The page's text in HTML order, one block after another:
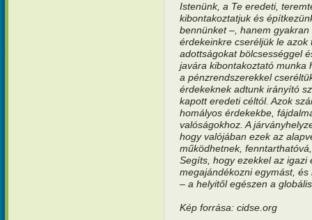
Istenünk, a Te eredeti,
kibontakoztatjuk és
bennünket –, hanem
érdekeinkre cseréljük le
adottságokat bölcsességgel
javára kibontakoztató munka
a pénzrendszerekkel
érdekeknek adtunk irányító
kapott eredeti céltól. Azok
homályos érdekekbe,
valóságokhoz. A
hogy valójában ezek az
működhetnek,
Segíts, hogy ezekkel az igazi
megajándékozni egymást,
– a helyitől egészen a
Kép forrása: cidse.org